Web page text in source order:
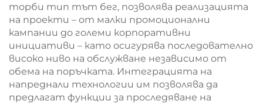
торби тип тът бег, позволява реализацията
на проекти – от малки промоционални
кампании до големи корпоративни
инициативи – като осигурява последователно
високо ниво на обслужване независимо от
обема на поръчката. Интеграцията на
напреднали технологии им позволява да
предлагат функции за проследяване на